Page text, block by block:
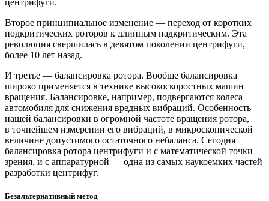
Второе принципиальное изменение — ​переход от коротких
подкритических роторов к длинным надкритическим. Эта
революция свершилась в девятом поколении центрифуги,
более 10 лет назад.
И третье — ​балансировка ротора. Вообще балансировка
широко применяется в технике высокоскоростных машин
вращения. Балансировке, например, подвергаются колеса
автомобиля для снижения вредных вибраций. Особенность
нашей балансировки в огромной частоте вращения ротора,
в точнейшем измерении его вибраций, в микроскопической
величине допустимого остаточного небаланса. Сегодня
балансировка ротора центрифуги и с математической точки
зрения, и с аппаратурной — ​одна из самых наукоемких частей
разработки центрифуг.
Безальтернативный метод